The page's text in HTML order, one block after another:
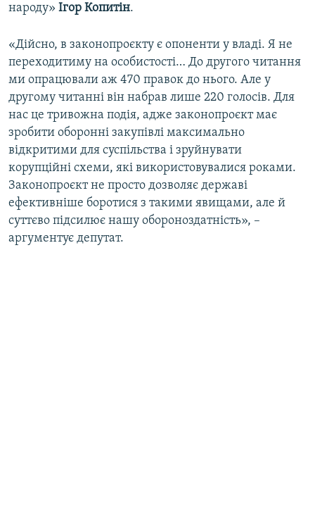
народу» Ігор Копитін.
«Дійсно, в законопроєкту є опоненти у владі. Я не
переходитиму на особистості… До другого читання
ми опрацювали аж 470 правок до нього. Але у
другому читанні він набрав лише 220 голосів. Для
нас це тривожна подія, адже законопроєкт має
зробити оборонні закупівлі максимально
відкритими для суспільства і зруйнувати
корупційні схеми, які використовувалися роками.
Законопроєкт не просто дозволяє державі
ефективніше боротися з такими явищами, але й
суттєво підсилює нашу обороноздатність», –
аргументує депутат.